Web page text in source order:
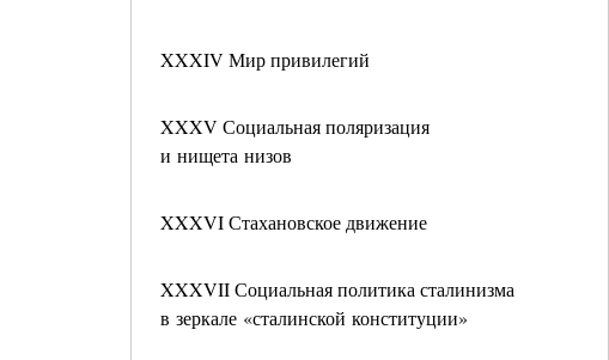
XXXIV Мир привилегий
XXXV Социальная поляризация
и нищета низов
XXXVI Стахановское движение
XXXVII Социальная политика сталинизма
в зеркале «сталинской конституции»